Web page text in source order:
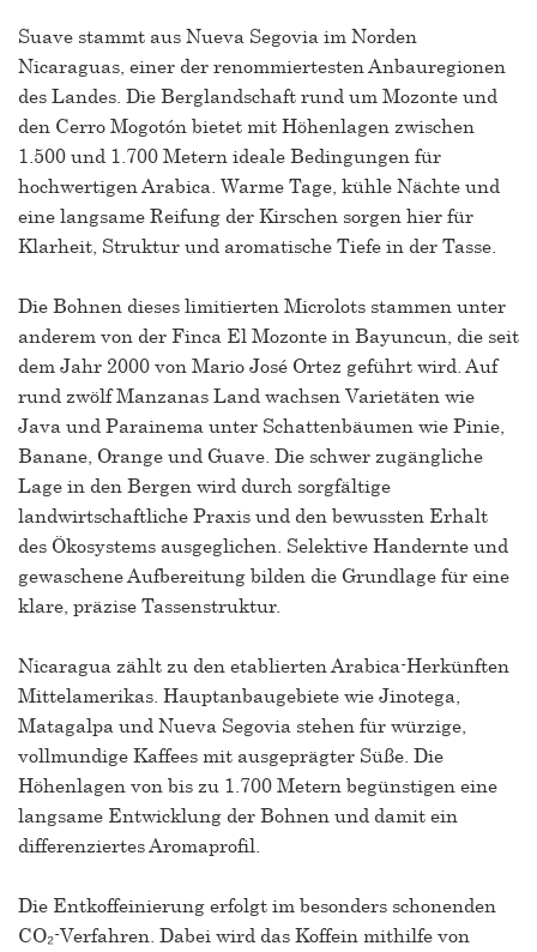
Suave stammt aus Nueva Segovia im Norden
Nicaraguas, einer der renommiertesten Anbauregionen
des Landes. Die Berglandschaft rund um Mozonte und
den Cerro Mogotón bietet mit Höhenlagen zwischen
1.500 und 1.700 Metern ideale Bedingungen für
hochwertigen Arabica. Warme Tage, kühle Nächte und
eine langsame Reifung der Kirschen sorgen hier für
Klarheit, Struktur und aromatische Tiefe in der Tasse.
Die Bohnen dieses limitierten Microlots stammen unter
anderem von der Finca El Mozonte in Bayuncun, die seit
dem Jahr 2000 von Mario José Ortez geführt wird. Auf
rund zwölf Manzanas Land wachsen Varietäten wie
Java und Parainema unter Schattenbäumen wie Pinie,
Banane, Orange und Guave. Die schwer zugängliche
Lage in den Bergen wird durch sorgfältige
landwirtschaftliche Praxis und den bewussten Erhalt
des Ökosystems ausgeglichen. Selektive Handernte und
gewaschene Aufbereitung bilden die Grundlage für eine
klare, präzise Tassenstruktur.
Nicaragua zählt zu den etablierten Arabica-Herkünften
Mittelamerikas. Hauptanbaugebiete wie Jinotega,
Matagalpa und Nueva Segovia stehen für würzige,
vollmundige Kaffees mit ausgeprägter Süße. Die
Höhenlagen von bis zu 1.700 Metern begünstigen eine
langsame Entwicklung der Bohnen und damit ein
differenziertes Aromaprofil.
Die Entkoffeinierung erfolgt im besonders schonenden
CO₂-Verfahren. Dabei wird das Koffein mithilfe von